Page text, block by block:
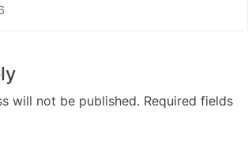
will not be published. Required fields